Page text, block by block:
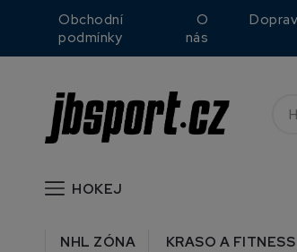
Obchodní
podmínky
O
nás
HOKEJ
NHL ZÓNA KRASO A